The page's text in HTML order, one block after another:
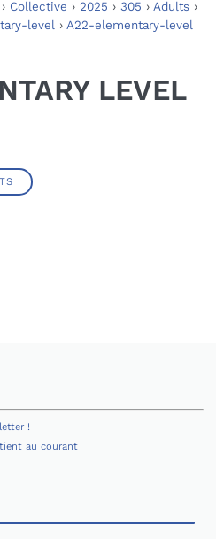
› Collective › 2025 › 305 › Adults ›
level › A22-elementary-level
LEVEL
!
au courant